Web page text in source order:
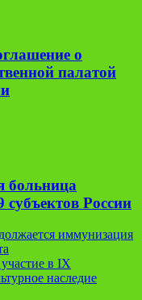
о
палатой
больница
России
иммунизация
в IX
наследие